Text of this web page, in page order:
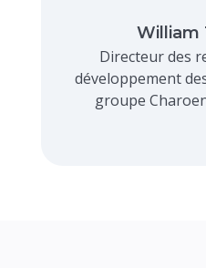
William
Directeur des
développement
groupe